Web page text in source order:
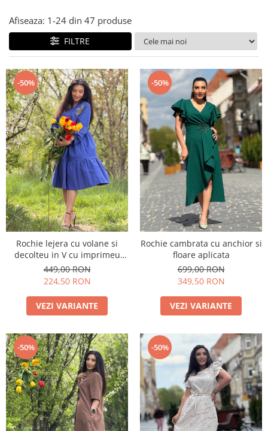
Afiseaza: 1-24 din 47 produse
FILTRE
-50%
Rochie lejera cu volane si
decolteu in V cu imprimeu
floare
449,00 RON
224,50 RON
VEZI VARIANTE
-50%
Rochie cambrata cu anchior si
floare aplicata
699,00 RON
349,50 RON
VEZI VARIANTE
-50% -50%